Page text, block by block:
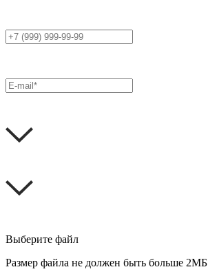
Выберите файл
Размер файла не должен быть больше 2МБ